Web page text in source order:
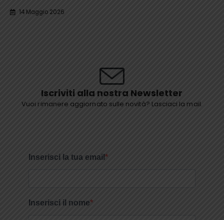
14 Maggio 2026
Iscriviti alla nostra Newsletter
Vuoi rimanere aggiornato sulle novità? Lasciaci la mail.
Inserisci la tua email
Inserisci il nome